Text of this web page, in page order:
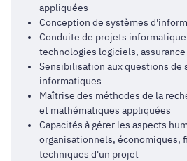
appliquées
Conception de systèmes
Conduite de projets
technologies logiciels,
Sensibilisation aux questions de
informatiques
Maîtrise des méthodes de la
et mathématiques appliquées
Capacités à gérer les aspects
organisationnels, économiques,
techniques d'un projet